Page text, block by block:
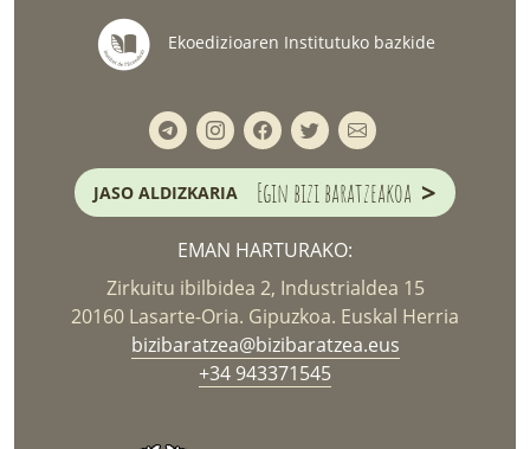
Ekoedizioaren Institutuko bazkide
JASO ALDIZKARIA Egin bizi baratzeakoa >
EMAN HARTURAKO:
Zirkuitu ibilbidea 2, Industrialdea 15
20160 Lasarte-Oria. Gipuzkoa. Euskal Herria
bizibaratzea@bizibaratzea.eus
+34 943371545